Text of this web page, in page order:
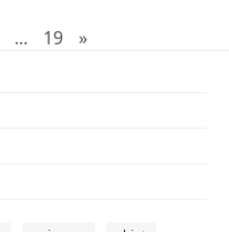
... 19 »